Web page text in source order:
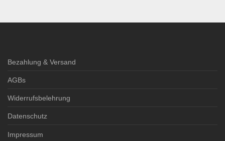
Bezahlung & Versand
AGBs
Widerrufsbelehrung
Datenschutz
Impressum